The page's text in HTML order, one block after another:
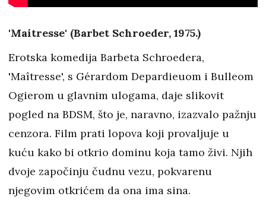
'Maitresse' (Barbet Schroeder, 1975.)
Erotska komedija Barbeta Schroedera,
'Maîtresse', s Gérardom Depardieuom i Bulleom
Ogierom u glavnim ulogama, daje slikovit
pogled na BDSM, što je, naravno, izazvalo pažnju
cenzora. Film prati lopova koji provaljuje u
kuću kako bi otkrio dominu koja tamo živi. Njih
dvoje započinju čudnu vezu, pokvarenu
njegovim otkrićem da ona ima sina.